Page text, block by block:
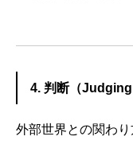
4. 判断（
外部世界との関わり